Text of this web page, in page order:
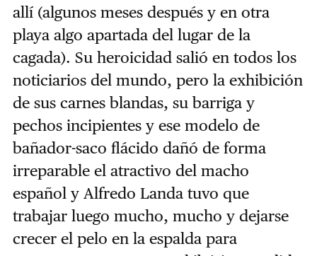
allí (algunos meses después y en otra
playa algo apartada del lugar de la
cagada). Su heroicidad salió en todos los
noticiarios del mundo, pero la exhibición
de sus carnes blandas, su barriga y
pechos incipientes y ese modelo de
bañador-saco flácido dañó de forma
irreparable el atractivo del macho
español y Alfredo Landa tuvo que
trabajar luego mucho, mucho y dejarse
crecer el pelo en la espalda para